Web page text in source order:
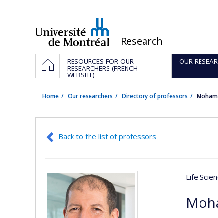
/Research
Navigation
principale
HOMERESOURCES FOR OUR
RESEARCHERS (FRENCH
WEBSITE)
OUR
Home Our researchers Directory of professors
Back to the list of professors
Life